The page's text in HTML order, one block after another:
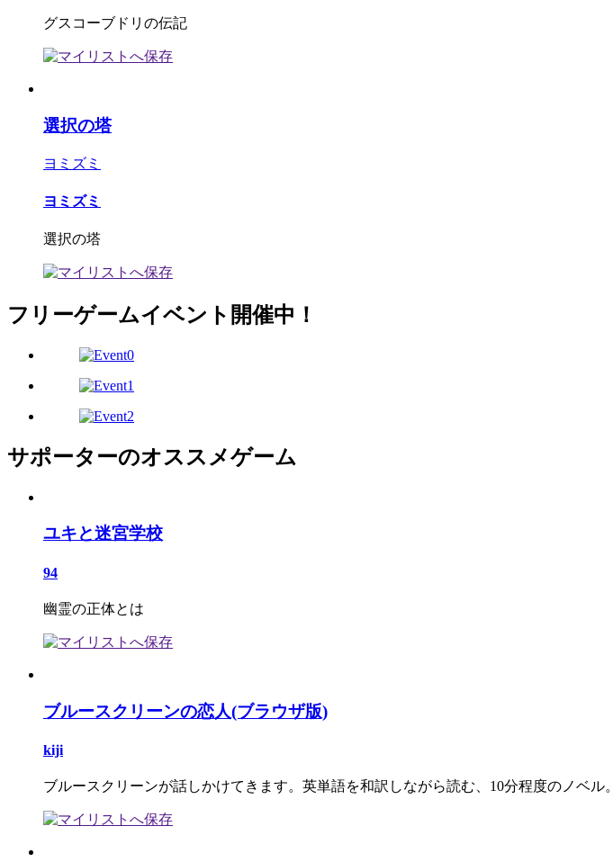
グスコーブドリの伝記
選択の塔
ヨミズミ
ヨミズミ
選択の塔
フリーゲームイベント開催中！
サポーターのオススメゲーム
ユキと迷宮学校
94
幽霊の正体とは
ブルースクリーンの恋人(ブラウザ版)
kiji
ブルースクリーンが話しかけてきます。英単語を和訳しながら読む、10分程度のノベル。